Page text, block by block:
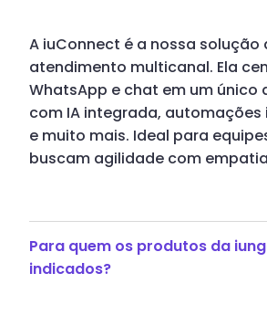
A iuConnect é a nossa solução
atendimento multicanal. Ela
WhatsApp e chat em um único
com IA integrada, automações
e muito mais. Ideal para
buscam agilidade com
Para quem os produtos da
indicados?